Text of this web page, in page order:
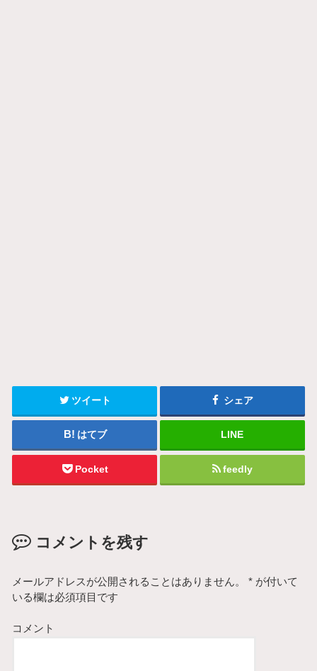
ツイート シェア
はてブ LINE
Pocket feedly
コメントを残す
メールアドレスが公開されることはありません。 * が付いて
いる欄は必須項目です
コメント